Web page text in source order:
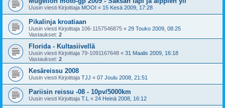
Uusin viesti Kirjoittaja MOOI « 15 Kesä 2009, 17:28
Pikalinja kroatiaan
Uusin viesti Kirjoittaja 106-1157546875 « 29 Touko 2009, 08:25
Vastaukset: 2
Florida - Kultasiivellä
Uusin viesti Kirjoittaja 79-1091167648 « 31 Maalis 2009, 16:18
Vastaukset: 2
Kesäreissu 2008
Uusin viesti Kirjoittaja TJJ « 07 Joulu 2008, 21:51
Pariisin reissu -08 - 10pv/5000km
Uusin viesti Kirjoittaja T.L « 24 Heinä 2008, 16:12